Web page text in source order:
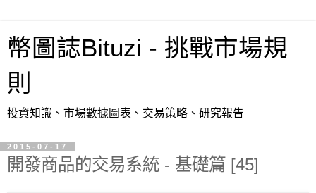
幣圖誌Bituzi - 挑戰市場規
則
投資知識、市場數據圖表、交易策略、研究報告
2015-07-17
開發商品的交易系統 - 基礎篇 [45]